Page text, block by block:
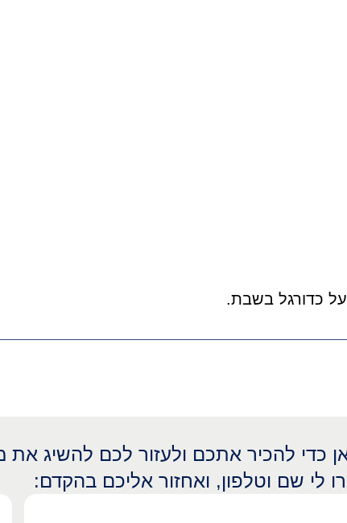
כדורגל בשבת.
כדי להכיר אתכם ולעזור לכם להשיג
לי שם וטלפון, ואחזור אליכם בהקדם: